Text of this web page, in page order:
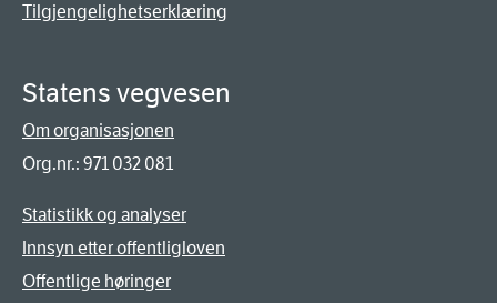
Tilgjengelighetserklæring
Statens vegvesen
Om organisasjonen
Org.nr.: 971 032 081
Statistikk og analyser
Innsyn etter offentligloven
Offentlige høringer